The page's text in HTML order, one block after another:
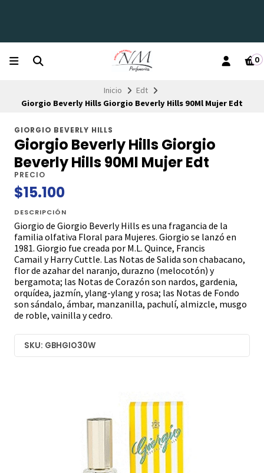
0
Inicio
Edt
Giorgio Beverly Hills Giorgio Beverly Hills 90Ml Mujer Edt
GIORGIO BEVERLY HILLS
Giorgio Beverly Hills Giorgio
Beverly Hills 90Ml Mujer Edt
PRECIO
$15.100
DESCRIPCIÓN
Giorgio de Giorgio Beverly Hills es una fragancia de la
familia olfativa Floral para Mujeres. Giorgio se lanzó en
1981. Giorgio fue creada por M.L. Quince, Francis
Camail y Harry Cuttle. Las Notas de Salida son chabacano,
flor de azahar del naranjo, durazno (melocotón) y
bergamota; las Notas de Corazón son nardos, gardenia,
orquídea, jazmín, ylang-ylang y rosa; las Notas de Fondo
son sándalo, ámbar, manzanilla, pachulí, almizcle, musgo
de roble, vainilla y cedro.
SKU: GBHGIO30W